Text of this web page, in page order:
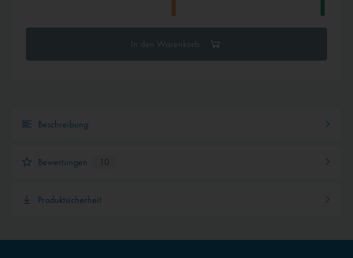
Warenkorb
Beschreibung
Bewertungen 10
Produktsicherheit